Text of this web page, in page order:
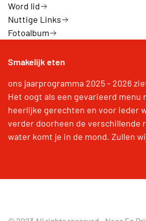
Word lid
Nuttige Links
Fotoalbum
Smakelijk eten
ons jaarprogramma 2025 - 2026
Het oogt als een gevarieerd menu
heerlijke gerechten en voor ieder
verder doorheen de verschillende
water komt je in de mond. Zullen